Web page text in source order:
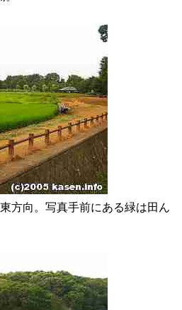
方向。写真手前にある緑は田ん